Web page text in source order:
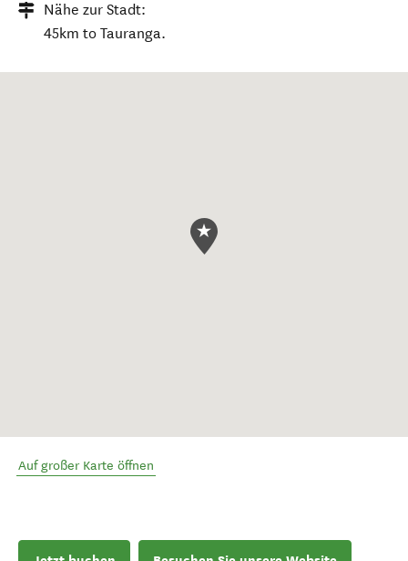
Nähe zur Stadt:
45km to Tauranga.
Auf großer Karte öffnen